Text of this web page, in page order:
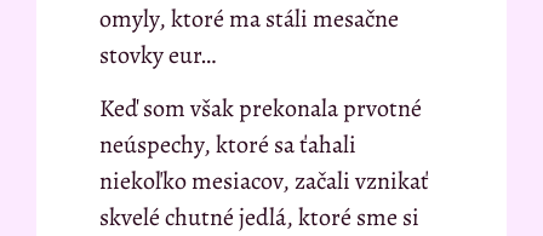
omyly, ktoré ma stáli mesačne
stovky eur…
Keď som však prekonala prvotné
neúspechy, ktoré sa ťahali
niekoľko mesiacov, začali vznikať
skvelé chutné jedlá, ktoré sme si